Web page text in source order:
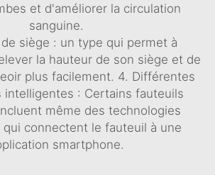
et d'améliorer la circulation
sanguine.
siège : un type qui permet à
la hauteur de son siège et de
plus facilement. 4. Différentes
intelligentes : Certains fauteuils
même des technologies
connectent le fauteuil à une
smartphone.